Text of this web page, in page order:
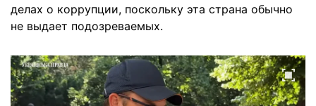
делах о коррупции, поскольку эта страна обычно
не выдает подозреваемых.